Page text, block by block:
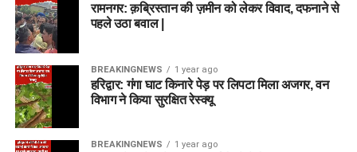
रामनगर: क़ब्रिस्तान की ज़मीन को लेकर विवाद, दफनाने से
पहले उठा बवाल |
BREAKINGNEWS 1 year ago
हरिद्वार: गंगा घाट किनारे पेड़ पर लिपटा मिला अजगर, वन
विभाग ने किया सुरक्षित रेस्क्यू
BREAKINGNEWS 1 year ago